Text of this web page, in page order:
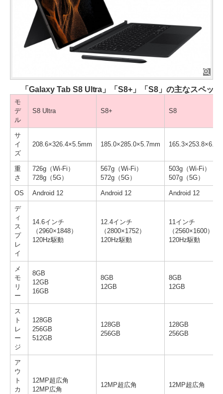
「Galaxy Tab S8 Ultra」「S8+」「S8」の主なスペック
モ
デ
ル
S8 Ultra S8+ S8
サ
イ
ズ
208.6×326.4×5.5mm 185.0×285.0×5.7mm
重
さ
726g（Wi-Fi）
728g（5G）
567g（Wi-Fi）
572g（5G）
503g（Wi-Fi）
507g（5G）
OS Android 12 Android 12 Android 12
デ
ィ
ス
プ
レ
イ
14.6インチ
（2960×1848）
120Hz駆動
12.4インチ
（2800×1752）
120Hz駆動
11インチ
（2560×1600）
120Hz駆動
メ
モ
リ
ー
8GB
12GB
16GB
8GB
12GB
8GB
12GB
ス
ト
レ
ー
ジ
128GB
256GB
512GB
128GB
256GB
128GB
256GB
ア
ウ
ト
カ
12MP超広角
12MP広角
12MP超広角 12MP超広角